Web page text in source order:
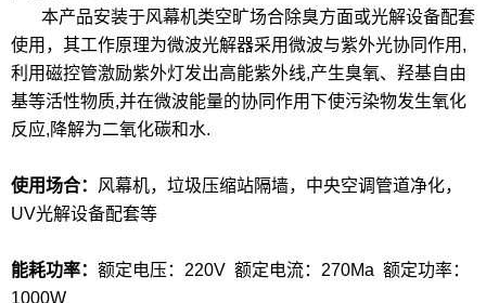
本产品安装于风幕机类空旷场合除臭方面或光解设备配套
使用，其工作原理为微波光解器采用微波与紫外光协同作用,
利用磁控管激励紫外灯发出高能紫外线,产生臭氧、羟基自由
基等活性物质,并在微波能量的协同作用下使污染物发生氧化
反应,降解为二氧化碳和水.
使用场合： 风幕机，垃圾压缩站隔墙，中央空调管道净化，
UV光解设备配套等
能耗功率： 额定电压：220V 额定电流：270Ma 额定功率：
1000W